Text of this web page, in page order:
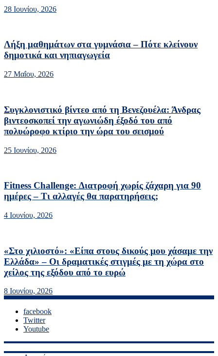
28 Ιουνίου, 2026
Λήξη μαθημάτων στα γυμνάσια – Πότε κλείνουν
δημοτικά και νηπιαγωγεία
27 Μαΐου, 2026
Συγκλονιστικό βίντεο από τη Βενεζουέλα: Άνδρας
βιντεοσκοπεί την αγωνιώδη έξοδό του από
πολυώροφο κτίριο την ώρα του σεισμού
25 Ιουνίου, 2026
Fitness Challenge: Διατροφή χωρίς ζάχαρη για 90
ημέρες – Τι αλλαγές θα παρατηρήσεις;
4 Ιουνίου, 2026
«Στο χιλιοστό»: «Είπα στους δικούς μου χάσαμε την
Ελλάδα» – Οι δραματικές στιγμές με τη χώρα στο
χείλος της εξόδου από το ευρώ
8 Ιουνίου, 2026
facebook
Twitter
Youtube